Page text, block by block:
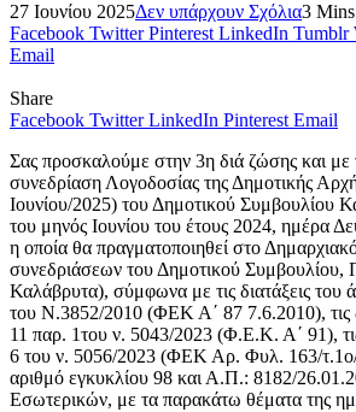
27 Ιουνίου 2025Δεν υπάρχουν Σχόλια3
Facebook Twitter Pinterest LinkedIn Tumblr
Email
Share
Facebook Twitter LinkedIn Pinterest Email
Σας προσκαλούμε στην 3η διά ζώσης και με
συνεδρίαση Λογοδοσίας της Δημοτικής
Ιουνίου/2025) του Δημοτικού Συμβουλίου
του μηνός Ιουνίου του έτους 2024, ημέρα
η οποία θα πραγματοποιηθεί στο
συνεδριάσεων του Δημοτικού Συμβουλίου,
Καλάβρυτα), σύμφωνα με τις διατάξεις του
του Ν.3852/2010 (ΦΕΚ Α΄ 87 7.6.2010), τις
11 παρ. 1του ν. 5043/2023 (Φ.Ε.Κ. Α΄ 91),
6 του ν. 5056/2023 (ΦΕΚ Αρ. Φυλ. 163/
αριθμό εγκυκλίου 98 και Α.Π.: 8182/
Εσωτερικών, με τα παρακάτω θέματα της